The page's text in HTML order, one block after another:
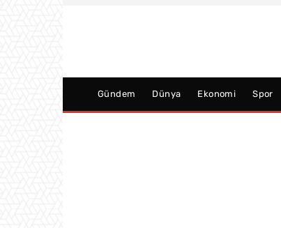
Gündem Dünya Ekonomi Spor